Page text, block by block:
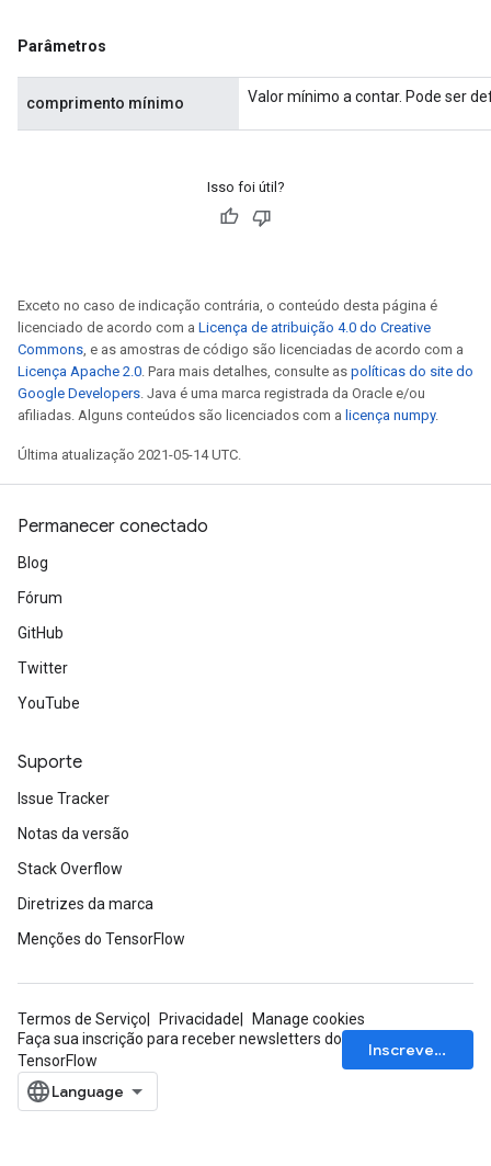
Parâmetros
comprimento mínimo Valor mínimo a contar. Pode ser
Isso foi útil?
Exceto no caso de indicação contrária, o conteúdo desta página é
licenciado de acordo com a Licença de atribuição 4.0 do Creative
Commons, e as amostras de código são licenciadas de acordo com a
Licença Apache 2.0. Para mais detalhes, consulte as políticas do site do
Google Developers. Java é uma marca registrada da Oracle e/ou
afiliadas. Alguns conteúdos são licenciados com a licença numpy.
Última atualização 2021-05-14 UTC.
Permanecer conectado
Blog
Fórum
GitHub
Twitter
YouTube
Suporte
Issue Tracker
Notas da versão
Stack Overflow
Diretrizes da marca
Menções do TensorFlow
Termos de Serviço Privacidade
Manage cookies
Faça sua inscrição para receber newsletters do
TensorFlow
Inscrever-se